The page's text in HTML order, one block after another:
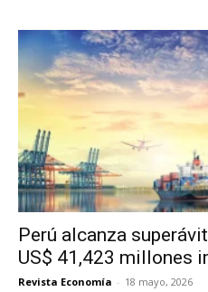
Perú alcanza
US$ 41,423 millones
Revista Economía - 18 mayo, 2026